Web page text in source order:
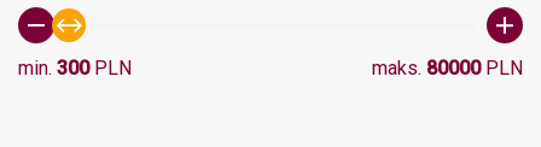
min. 300PLN maks. 80000PLN